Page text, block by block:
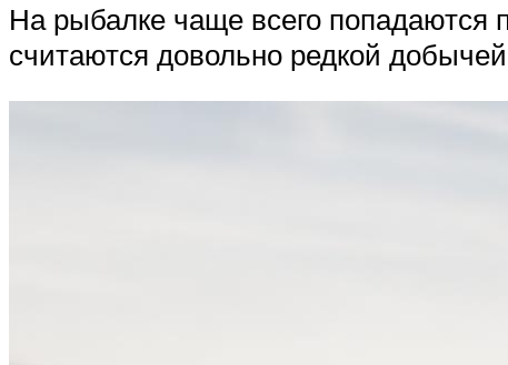
На рыбалке чаще всего попадаются
считаются довольно редкой